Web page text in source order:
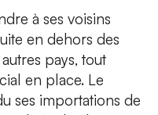
à ses voisins
en dehors des
pays, tout
en place. Le
ses importations de